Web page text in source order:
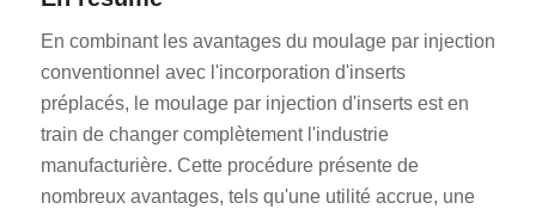
En combinant les avantages du moulage par injection
conventionnel avec l'incorporation d'inserts
préplacés, le moulage par injection d'inserts est en
train de changer complètement l'industrie
manufacturière. Cette procédure présente de
nombreux avantages, tels qu'une utilité accrue, une